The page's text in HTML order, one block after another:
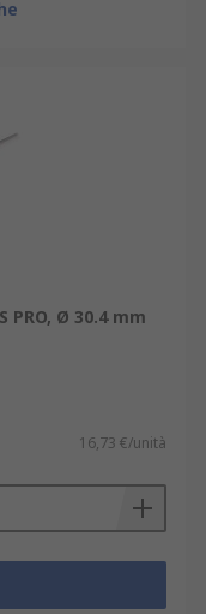
PRO, Ø 30.4 mm
16,73 €/unità